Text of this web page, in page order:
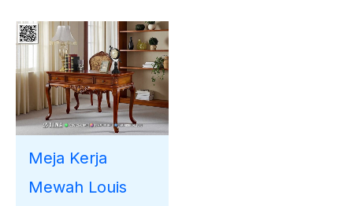
Meja Kerja
Mewah Louis